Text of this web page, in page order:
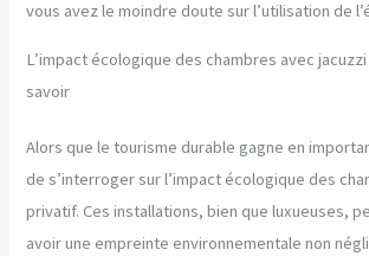
vous avez le moindre doute sur l’utilisation de
L’impact écologique des chambres avec jacuzzi
savoir
Alors que le tourisme durable gagne en
de s’interroger sur l’impact écologique des
privatif. Ces installations, bien que luxueuses,
avoir une empreinte environnementale non